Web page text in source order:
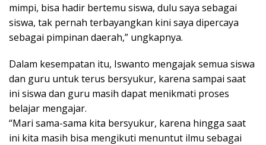
mimpi, bisa hadir bertemu siswa, dulu saya sebagai
siswa, tak pernah terbayangkan kini saya dipercaya
sebagai pimpinan daerah,” ungkapnya.
Dalam kesempatan itu, Iswanto mengajak semua siswa
dan guru untuk terus bersyukur, karena sampai saat
ini siswa dan guru masih dapat menikmati proses
belajar mengajar.
“Mari sama-sama kita bersyukur, karena hingga saat
ini kita masih bisa mengikuti menuntut ilmu sebagai